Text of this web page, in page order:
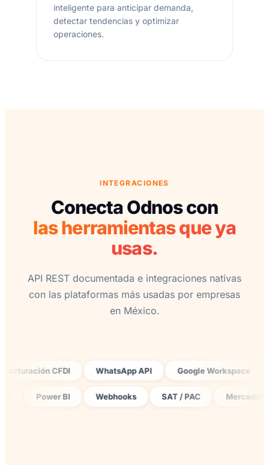
inteligente para anticipar demanda,
detectar tendencias y optimizar
operaciones.
INTEGRACIONES
Conecta Odnos con
las herramientas que ya
usas.
API REST documentada e integraciones nativas
con las plataformas más usadas por empresas
en México.
CFDI WhatsApp API Google Workspace
API REST Power BI Webhooks SAT / PAC